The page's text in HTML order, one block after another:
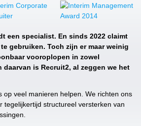
een specialist. En sinds 2022 claimt
gebruiken. Toch zijn er maar weinig
vooroplopen in zowel
daarvan is Recruit2, al zeggen we het
op veel manieren helpen. We richten ons
tegelijkertijd structureel versterken van